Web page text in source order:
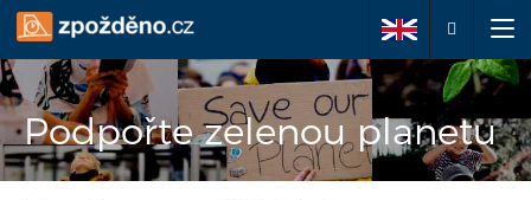
Podejte žádost o
reklamaci
Podpořte zelenou planetu